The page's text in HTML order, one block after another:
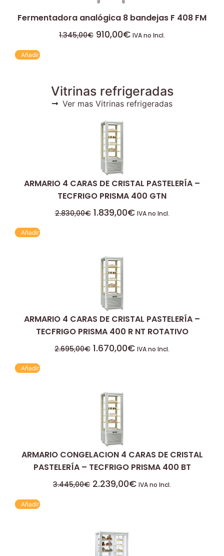
Fermentadora analógica 8 bandejas F 408 FM
1.345,00€ 910,00€ IVA no Incl.
Añadir
Vitrinas refrigeradas
Ver mas Vitrinas refrigeradas
ARMARIO 4 CARAS DE CRISTAL PASTELERÍA –
TECFRIGO PRISMA 400 GTN
2.830,00€ 1.839,00€ IVA no Incl.
Añadir
ARMARIO 4 CARAS DE CRISTAL PASTELERÍA –
TECFRIGO PRISMA 400 R NT ROTATIVO
2.695,00€ 1.670,00€ IVA no Incl.
Añadir
ARMARIO CONGELACION 4 CARAS DE CRISTAL
PASTELERÍA – TECFRIGO PRISMA 400 BT
3.445,00€ 2.239,00€ IVA no Incl.
Añadir